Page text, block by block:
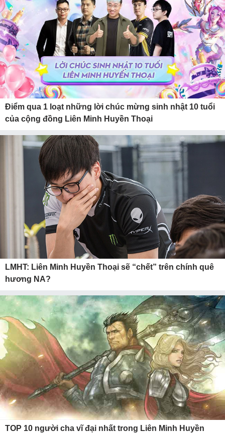
Điểm qua 1 loạt những lời chúc mừng sinh nhật 10 tuổi
của cộng đồng Liên Minh Huyền Thoại
LMHT: Liên Minh Huyền Thoại sẽ “chết” trên chính quê
hương NA?
TOP 10 người cha vĩ đại nhất trong Liên Minh Huyền